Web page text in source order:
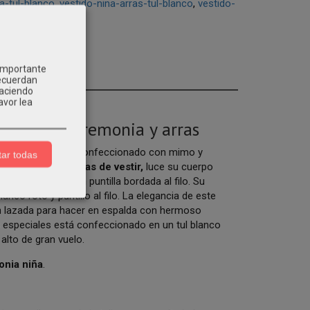
tul-blanco vestido-nina-arras-tul-blanco vestido-
ceremonia y arras
y elegante, confeccionado con mimo y
vestido niña arras de vestir,luce su cuerpo
de topos con puntilla bordada al filo. Su
roto y puntillo al filo. La elegancia de este
para hacer en espalda con hermoso
está confeccionado en un tul blanco
de gran vuelo.
niña
lea
todas